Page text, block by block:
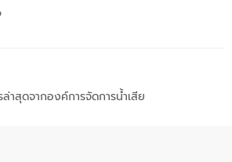
ล่าสุดจากองค์การจัดการน้ำเสีย